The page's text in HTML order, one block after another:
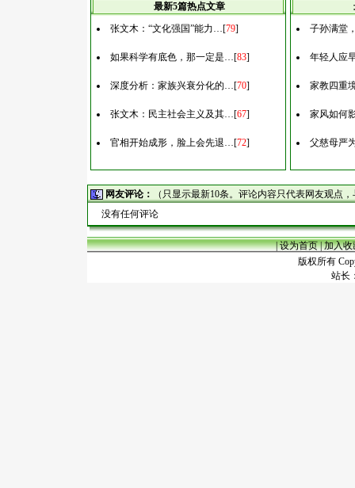
最新5篇热点文章
张文木：“文化强国”能力…[79]
如果科学有底色，那一定是…[83]
深度分析：家族兴衰分化的…[70]
张文木：民主社会主义及其…[67]
官相开始成形，脸上会先退…[72]
子孙满堂
年轻人应
家教四重
家风如何
父慈母严
网友评论：
（只显示最新10条。评论内容只代表网友观点
没有任何评论
|设为首页|加入收
版权所有
站长